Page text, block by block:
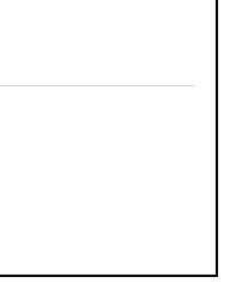
- Coder/Décoder les